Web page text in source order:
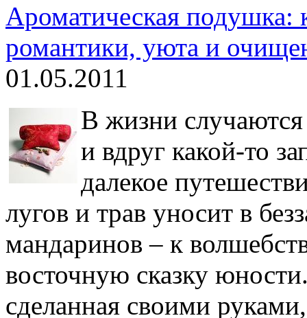
Ароматическая подушка:
романтики, уюта и
01.05.2011
В жизни
и вдруг какой-то
далекое
лугов и трав уносит в
мандаринов – к
восточную сказку
сделанная своими